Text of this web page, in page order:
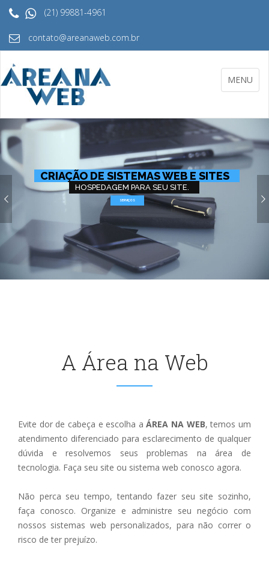
(21) 99881-4961
contato@areanaweb.com.br
Toggle
navigation
MENU
CRIAÇÃO DE SISTEMAS WEB E SITES
HOSPEDAGEM PARA SEU SITE.
SERVIÇOS
A Área na Web
Evite dor de cabeça e escolha aÁREA NA WEB, temos um
atendimento diferenciado para esclarecimento de qualquer
dúvida e resolvemos seus problemas na área de
tecnologia. Faça seu site ou sistema web conosco agora.
Não perca seu tempo, tentando fazer seu site sozinho,
faça conosco. Organize e administre seu negócio com
nossos sistemas web personalizados, para não correr o
risco de ter prejuízo.